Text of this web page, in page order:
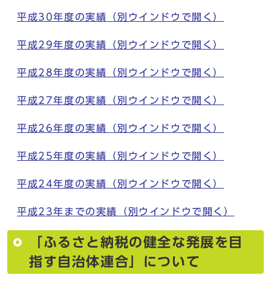
平成30年度の実績 （別ウインドウで開く）
平成29年度の実績 （別ウインドウで開く）
平成28年度の実績 （別ウインドウで開く）
平成27年度の実績 （別ウインドウで開く）
平成26年度の実績 （別ウインドウで開く）
平成25年度の実績 （別ウインドウで開く）
平成24年度の実績 （別ウインドウで開く）
平成23年までの実績 （別ウインドウで開く）
「ふるさと納税の健全な発展を目
指す自治体連合」について